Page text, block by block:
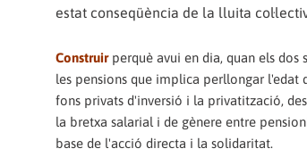
estat conseqüència de la lluita
Construirperquè avui en dia, quan els dos
les pensions que implica perllongar
fons privats d'inversió i la privatització,
la bretxa salarial i de gènere entre
base de l'acció directa i la solidaritat.